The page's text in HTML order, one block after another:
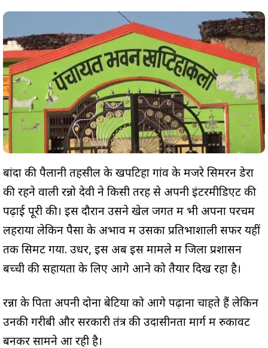
बांदा की पैलानी तहसील के खपटिहा गांव के मजरे सिमरन डेरा
की रहने वाली रन्नो देवी ने किसी तरह से अपनी इंटरमीडिएट की
पढ़ाई पूरी की। इस दौरान उसने खेल जगत में भी अपना परचम
लहराया लेकिन पैसों के अभाव में उसका प्रतिभाशाली सफर यहीं
तक सिमट गया. उधर, इस अब इस मामले में जिला प्रशासन
बच्ची की सहायता के लिए आगे आने को तैयार दिख रहा है।
रन्नों के पिता अपनी दोनों बेटियों को आगे पढ़ाना चाहते हैं लेकिन
उनकी गरीबी और सरकारी तंत्र की उदासीनता मार्ग में रुकावट
बनकर सामने आ रही है।